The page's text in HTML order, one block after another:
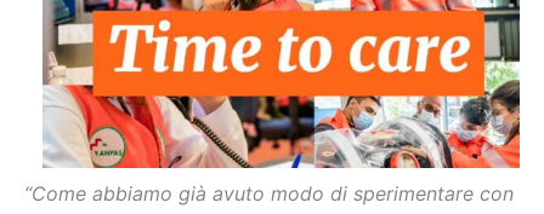
“Come abbiamo già avuto modo di sperimentare con